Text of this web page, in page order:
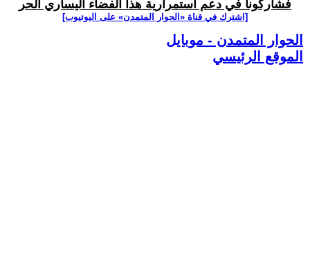
فشاركونا في دعم استمرارية هذا الفضاء اليساري الحر
[اشترك في قناة ‫«الحوار المتمدن» على اليوتيوب]
الحوار المتمدن - موبايل
الموقع الرئيسي